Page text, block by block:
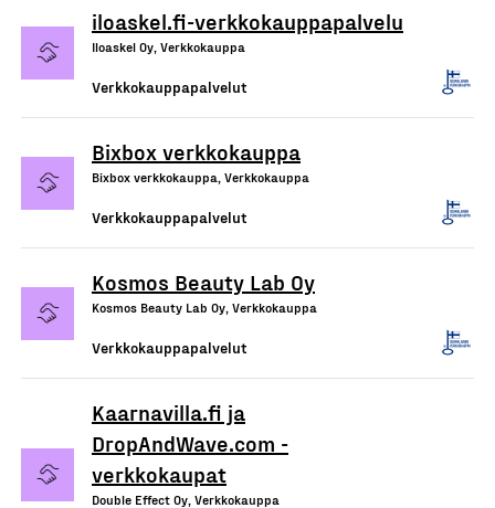
iloaskel.fi-verkkokauppapalvelu
Iloaskel Oy, Verkkokauppa
Verkkokauppapalvelut
Bixbox verkkokauppa
Bixbox verkkokauppa, Verkkokauppa
Verkkokauppapalvelut
Kosmos Beauty Lab Oy
Kosmos Beauty Lab Oy, Verkkokauppa
Verkkokauppapalvelut
Kaarnavilla.fi ja
DropAndWave.com -
verkkokaupat
Double Effect Oy, Verkkokauppa